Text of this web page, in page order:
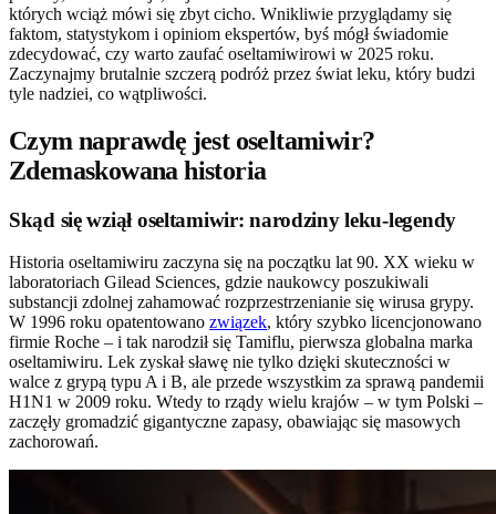
których wciąż mówi się zbyt cicho. Wnikliwie przyglądamy się
faktom, statystykom i opiniom ekspertów, byś mógł świadomie
zdecydować, czy warto zaufać oseltamiwirowi w 2025 roku.
Zaczynajmy brutalnie szczerą podróż przez świat leku, który budzi
tyle nadziei, co wątpliwości.
Czym naprawdę jest oseltamiwir?
Zdemaskowana historia
Skąd się wziął oseltamiwir: narodziny leku-legendy
Historia oseltamiwiru zaczyna się na początku lat 90. XX wieku w
laboratoriach Gilead Sciences, gdzie naukowcy poszukiwali
substancji zdolnej zahamować rozprzestrzenianie się wirusa grypy.
W 1996 roku opatentowano związek, który szybko licencjonowano
firmie Roche – i tak narodził się Tamiflu, pierwsza globalna marka
oseltamiwiru. Lek zyskał sławę nie tylko dzięki skuteczności w
walce z grypą typu A i B, ale przede wszystkim za sprawą pandemii
H1N1 w 2009 roku. Wtedy to rządy wielu krajów – w tym Polski –
zaczęły gromadzić gigantyczne zapasy, obawiając się masowych
zachorowań.